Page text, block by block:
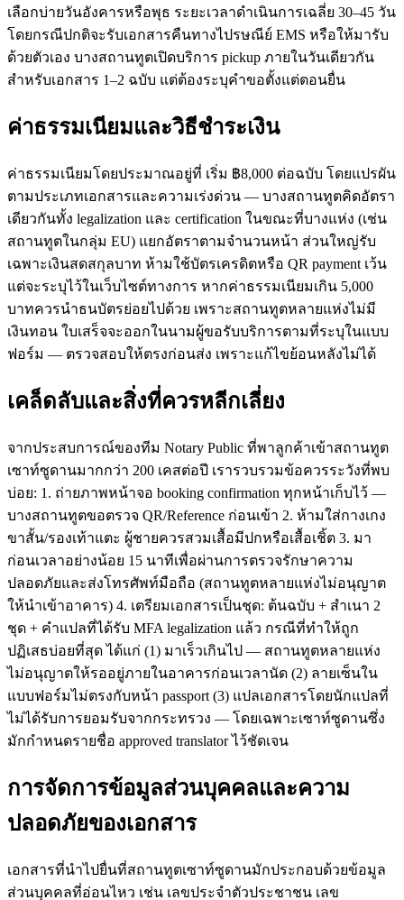
เลือกบ่ายวันอังคารหรือพุธ ระยะเวลาดำเนินการเฉลี่ย 30–45 วัน
โดยกรณีปกติจะรับเอกสารคืนทางไปรษณีย์ EMS หรือให้มารับ
ด้วยตัวเอง บางสถานทูตเปิดบริการ pickup ภายในวันเดียวกัน
สำหรับเอกสาร 1–2 ฉบับ แต่ต้องระบุคำขอตั้งแต่ตอนยื่น
ค่าธรรมเนียมและวิธีชำระเงิน
ค่าธรรมเนียมโดยประมาณอยู่ที่ เริ่ม ฿8,000 ต่อฉบับ โดยแปรผัน
ตามประเภทเอกสารและความเร่งด่วน — บางสถานทูตคิดอัตรา
เดียวกันทั้ง legalization และ certification ในขณะที่บางแห่ง (เช่น
สถานทูตในกลุ่ม EU) แยกอัตราตามจำนวนหน้า ส่วนใหญ่รับ
เฉพาะเงินสดสกุลบาท ห้ามใช้บัตรเครดิตหรือ QR payment เว้น
แต่จะระบุไว้ในเว็บไซต์ทางการ หากค่าธรรมเนียมเกิน 5,000
บาทควรนำธนบัตรย่อยไปด้วย เพราะสถานทูตหลายแห่งไม่มี
เงินทอน ใบเสร็จจะออกในนามผู้ขอรับบริการตามที่ระบุในแบบ
ฟอร์ม — ตรวจสอบให้ตรงก่อนส่ง เพราะแก้ไขย้อนหลังไม่ได้
เคล็ดลับและสิ่งที่ควรหลีกเลี่ยง
จากประสบการณ์ของทีม Notary Public ที่พาลูกค้าเข้าสถานทูต
เซาท์ซูดานมากกว่า 200 เคสต่อปี เรารวบรวมข้อควรระวังที่พบ
บ่อย: 1. ถ่ายภาพหน้าจอ booking confirmation ทุกหน้าเก็บไว้ —
บางสถานทูตขอตรวจ QR/Reference ก่อนเข้า 2. ห้ามใส่กางเกง
ขาสั้น/รองเท้าแตะ ผู้ชายควรสวมเสื้อมีปกหรือเสื้อเชิ้ต 3. มา
ก่อนเวลาอย่างน้อย 15 นาทีเพื่อผ่านการตรวจรักษาความ
ปลอดภัยและส่งโทรศัพท์มือถือ (สถานทูตหลายแห่งไม่อนุญาต
ให้นำเข้าอาคาร) 4. เตรียมเอกสารเป็นชุด: ต้นฉบับ + สำเนา 2
ชุด + คำแปลที่ได้รับ MFA legalization แล้ว กรณีที่ทำให้ถูก
ปฏิเสธบ่อยที่สุด ได้แก่ (1) มาเร็วเกินไป — สถานทูตหลายแห่ง
ไม่อนุญาตให้รออยู่ภายในอาคารก่อนเวลานัด (2) ลายเซ็นใน
แบบฟอร์มไม่ตรงกับหน้า passport (3) แปลเอกสารโดยนักแปลที่
ไม่ได้รับการยอมรับจากกระทรวง — โดยเฉพาะเซาท์ซูดานซึ่ง
มักกำหนดรายชื่อ approved translator ไว้ชัดเจน
การจัดการข้อมูลส่วนบุคคลและความ
ปลอดภัยของเอกสาร
เอกสารที่นำไปยื่นที่สถานทูตเซาท์ซูดานมักประกอบด้วยข้อมูล
ส่วนบุคคลที่อ่อนไหว เช่น เลขประจำตัวประชาชน เลข